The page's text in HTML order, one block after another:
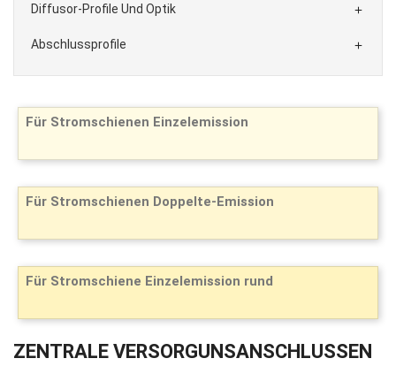
Diffusor-Profile Und Optik 
Abschlussprofile 
Für Stromschienen Einzelemission
Für Stromschienen Doppelte-Emission
Für Stromschiene Einzelemission rund
ZENTRALE VERSORGUNSANSCHLUSSEN